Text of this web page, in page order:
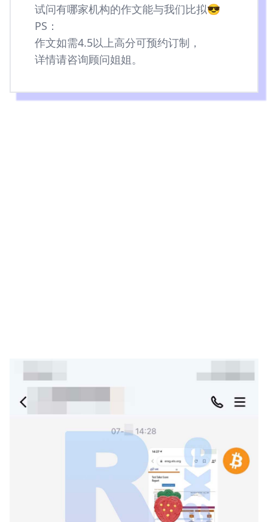
试问有哪家机构的作文能与我们比拟😎
PS：
作文如需4.5以上高分可预约订制，
详情请咨询顾问姐姐。